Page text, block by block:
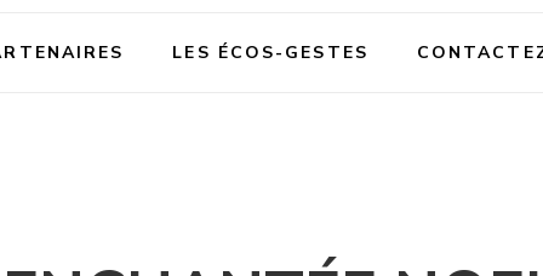
LES ÉCOS-GESTES